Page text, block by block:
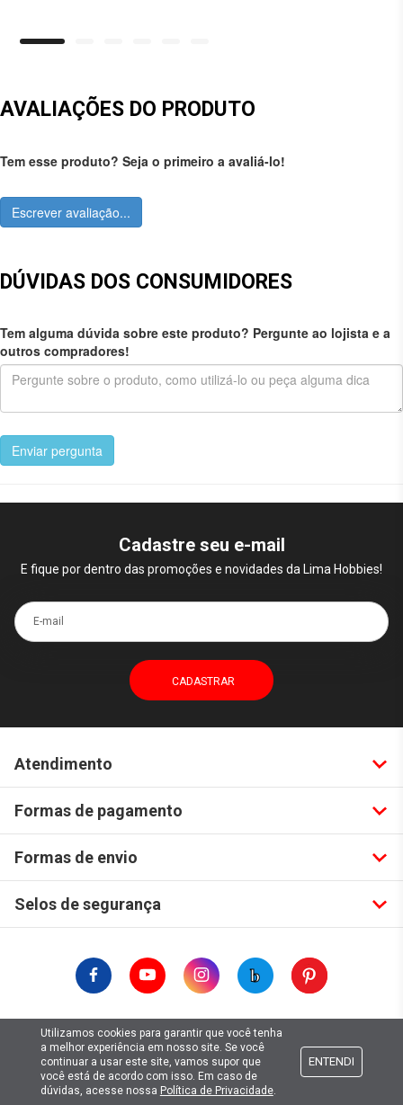
AVALIAÇÕES DO PRODUTO
Tem esse produto? Seja o primeiro a avaliá-lo!
Escrever avaliação...
DÚVIDAS DOS CONSUMIDORES
Tem alguma dúvida sobre este produto? Pergunte ao lojista e a
outros compradores!
Enviar pergunta
Cadastre seu e-mail
E fique por dentro das promoções e novidades da Lima Hobbies!
E-mail
Atendimento
Formas de pagamento
Formas de envio
Selos de segurança
Copyright © 2019. Todos Os Direitos Reservados.
Lima Hobbies Modelismo Eireli - EPP CNPJ: 00.149.281/0001-49
Utilizamos cookies para garantir que você tenha
a melhor experiência em nosso site. Se você
continuar a usar este site, vamos supor que
você está de acordo com isso. Em caso de
dúvidas, acesse nossa Política de Privacidade.
ENTENDI